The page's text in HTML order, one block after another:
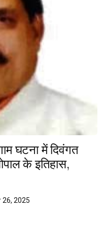
घटना में दिवंगत
के इतिहास,
26, 2025